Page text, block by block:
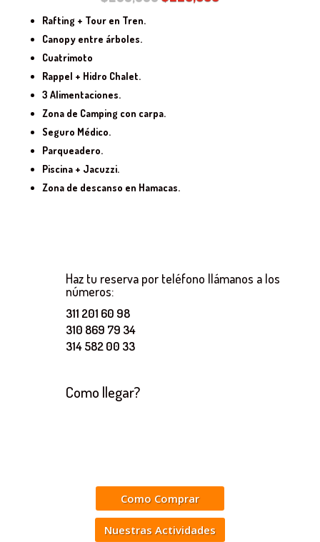
Rafting + Tour en Tren.
Canopy entre árboles.
Cuatrimoto
Rappel + Hidro Chalet.
3 Alimentaciones.
Zona de Camping con carpa.
Seguro Médico.
Parqueadero.
Piscina + Jacuzzi.
Zona de descanso en Hamacas.
Haz tu reserva por teléfono llámanos a los
números:
311 201 60 98
310 869 79 34
314 582 00 33
Como llegar?
Como Comprar
Nuestras Actividades